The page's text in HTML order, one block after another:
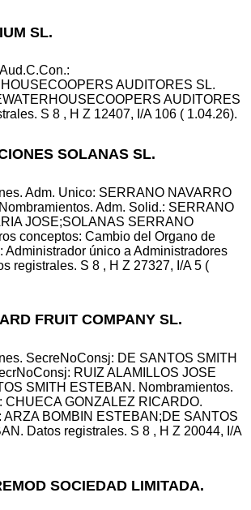
SL.
AUDITORES SL.
AUDITORES
S 8 , H Z 12407, I/A 106 ( 1.04.26).
SOLANAS SL.
Adm. Unico: SERRANO NAVARRO
Adm. Solid.: SERRANO
JOSE;SOLANAS SERRANO
conceptos: Cambio del Organo de
Administrador único a Administradores
registrales. S 8 , H Z 27327, I/A 5 (
FRUIT COMPANY SL.
SecreNoConsj: DE SANTOS SMITH
RUIZ ALAMILLOS JOSE
SMITH ESTEBAN. Nombramientos.
CHUECA GONZALEZ RICARDO.
ARZA BOMBIN ESTEBAN;DE SANTOS
Datos registrales. S 8 , H Z 20044, I/A
SOCIEDAD LIMITADA.